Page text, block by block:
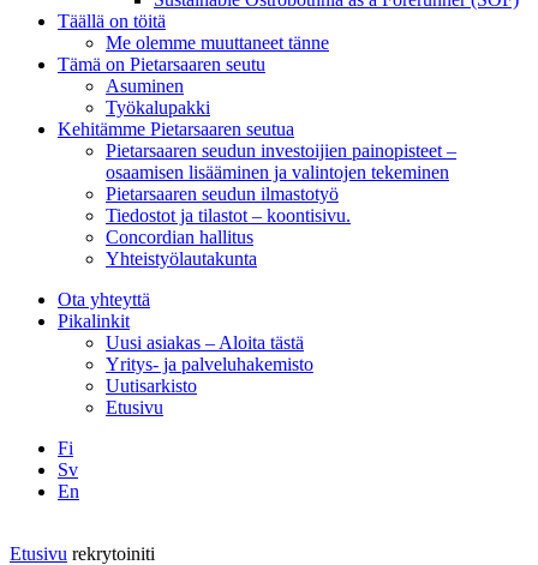
Täällä on töitä
Me olemme muuttaneet tänne
Tämä on Pietarsaaren seutu
Asuminen
Työkalupakki
Kehitämme Pietarsaaren seutua
Pietarsaaren seudun investoijien painopisteet –
osaamisen lisääminen ja valintojen tekeminen
Pietarsaaren seudun ilmastotyö
Tiedostot ja tilastot – koontisivu.
Concordian hallitus
Yhteistyölautakunta
Ota yhteyttä
Pikalinkit
Uusi asiakas – Aloita tästä
Yritys- ja palveluhakemisto
Uutisarkisto
Etusivu
Fi
Sv
En
Etusivu rekrytoiniti